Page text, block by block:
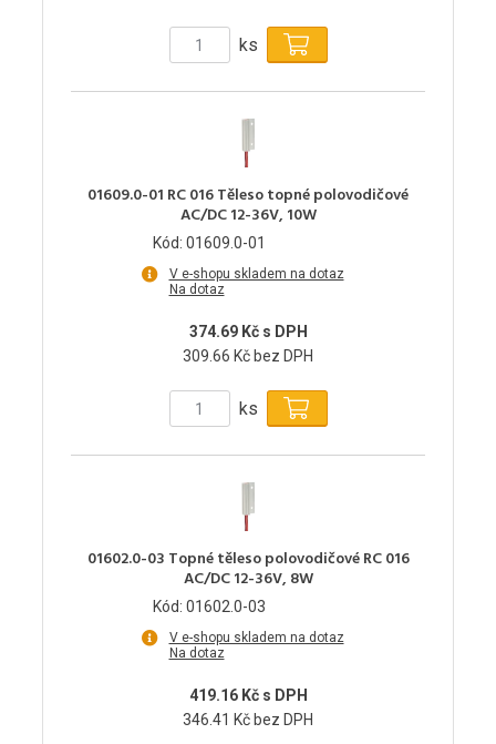
ks
01609.0-01 RC 016 Těleso topné polovodičové
AC/DC 12-36V, 10W
Kód: 01609.0-01
V e-shopu skladem na dotaz
Na dotaz
374.69 Kč s DPH
309.66 Kč bez DPH
ks
01602.0-03 Topné těleso polovodičové RC 016
AC/DC 12-36V, 8W
Kód: 01602.0-03
V e-shopu skladem na dotaz
Na dotaz
419.16 Kč s DPH
346.41 Kč bez DPH